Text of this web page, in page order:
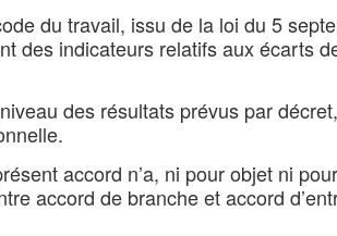
du travail, issu de la loi du 5
des indicateurs relatifs aux écarts
des résultats prévus par
accord n’a, ni pour objet ni
accord de branche et accord